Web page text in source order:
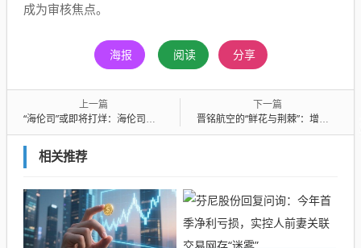
成为审核焦点。
海报 阅读 分享
上一篇
“海伦司”或即将打烊：海伦司商标保卫战失利背后，营收四连降、市值大缩水
下一篇
晋铭航空的“鲜花与荆棘”：增收不增利、毛利率连降，客户集中度超八成
相关推荐